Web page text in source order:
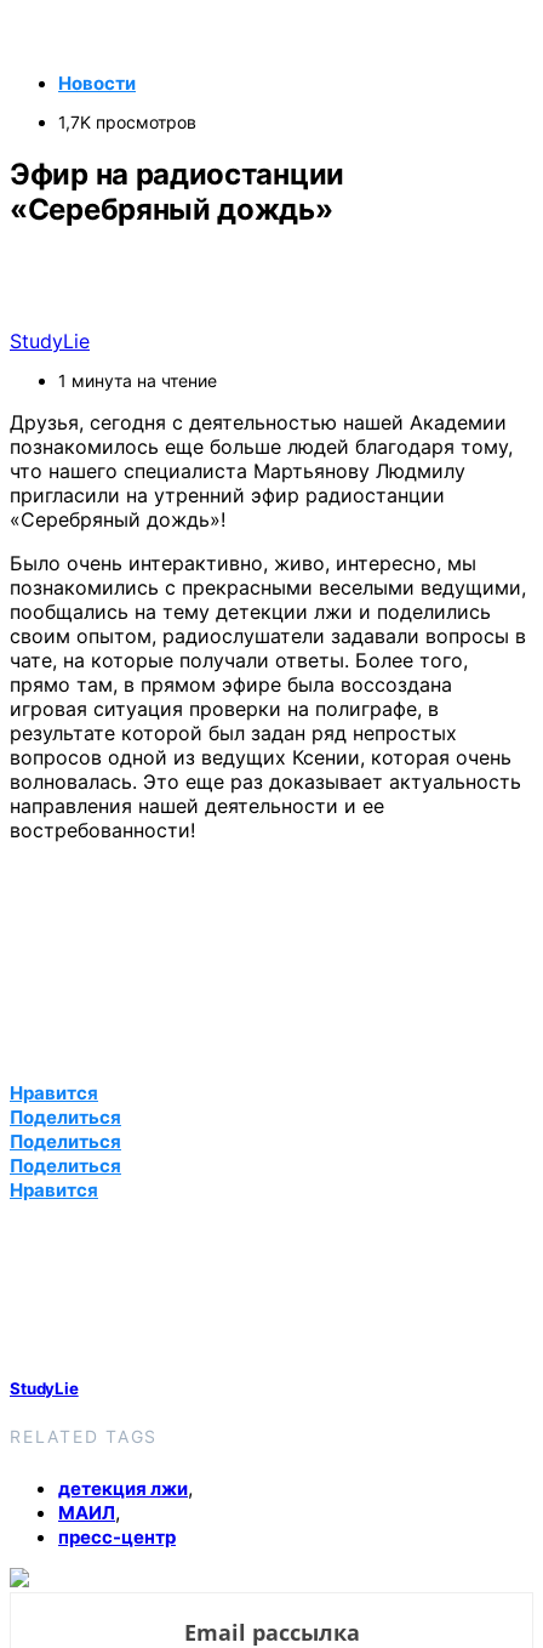
Новости
1,7K просмотров
Эфир на радиостанции
«Серебряный дождь»
StudyLie
1 минута на чтение
Друзья, сегодня с деятельностью нашей Академии
познакомилось еще больше людей благодаря тому,
что нашего специалиста Мартьянову Людмилу
пригласили на утренний эфир радиостанции
«Серебряный дождь»!
Было очень интерактивно, живо, интересно, мы
познакомились с прекрасными веселыми ведущими,
пообщались на тему детекции лжи и поделились
своим опытом, радиослушатели задавали вопросы в
чате, на которые получали ответы. Более того,
прямо там, в прямом эфире была воссоздана
игровая ситуация проверки на полиграфе, в
результате которой был задан ряд непростых
вопросов одной из ведущих Ксении, которая очень
волновалась. Это еще раз доказывает актуальность
направления нашей деятельности и ее
востребованности!
Нравится
Поделиться
Поделиться
Поделиться
Нравится
StudyLie
RELATED TAGS
детекция лжи,
МАИЛ,
пресс-центр
Email рассылка